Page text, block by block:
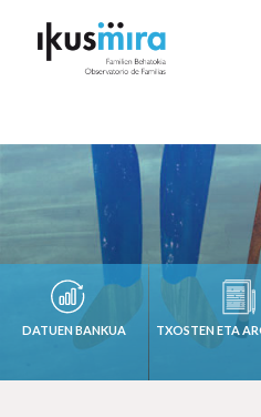
DATUEN BANKUA TXOSTEN ETA